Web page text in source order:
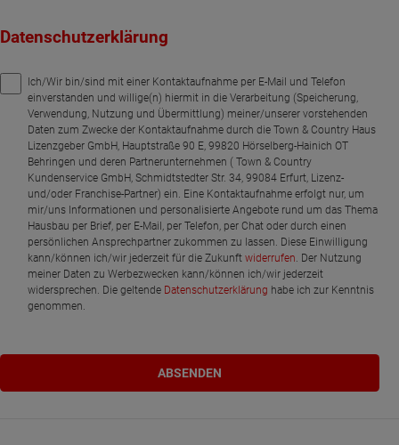
Datenschutzerklärung
Ich/Wir bin/sind mit einer Kontaktaufnahme per E-Mail und Telefon
einverstanden und willige(n) hiermit in die Verarbeitung (Speicherung,
Verwendung, Nutzung und Übermittlung) meiner/unserer vorstehenden
Daten zum Zwecke der Kontaktaufnahme durch die Town & Country Haus
Lizenzgeber GmbH, Hauptstraße 90 E, 99820 Hörselberg-Hainich OT
Behringen und deren Partnerunternehmen ( Town & Country
Kundenservice GmbH, Schmidtstedter Str. 34, 99084 Erfurt, Lizenz-
und/oder Franchise-Partner) ein. Eine Kontaktaufnahme erfolgt nur, um
mir/uns Informationen und personalisierte Angebote rund um das Thema
Hausbau per Brief, per E-Mail, per Telefon, per Chat oder durch einen
persönlichen Ansprechpartner zukommen zu lassen. Diese Einwilligung
kann/können ich/wir jederzeit für die Zukunftwiderrufen. Der Nutzung
meiner Daten zu Werbezwecken kann/können ich/wir jederzeit
widersprechen. Die geltende Datenschutzerklärung habe ich zur Kenntnis
genommen.